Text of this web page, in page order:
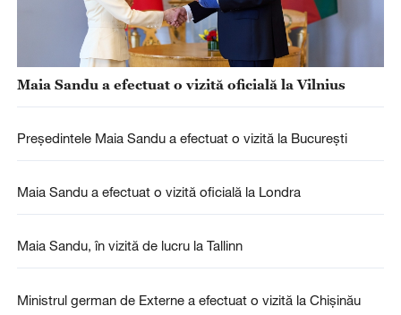
Maia Sandu a efectuat o vizită oficială la Vilnius
Președintele Maia Sandu a efectuat o vizită la București
Maia Sandu a efectuat o vizită oficială la Londra
Maia Sandu, în vizită de lucru la Tallinn
Ministrul german de Externe a efectuat o vizită la Chișinău